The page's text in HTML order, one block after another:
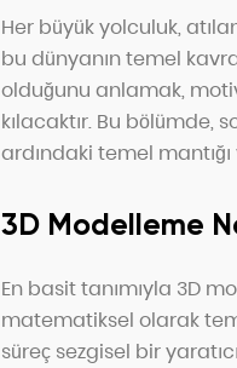
Her büyük yolculuk,
bu dünyanın temel
olduğunu anlamak,
kılacaktır. Bu bölümde,
ardındaki temel
3D Modelleme
En basit tanımıyla 3D
matematiksel olarak
süreç sezgisel bir